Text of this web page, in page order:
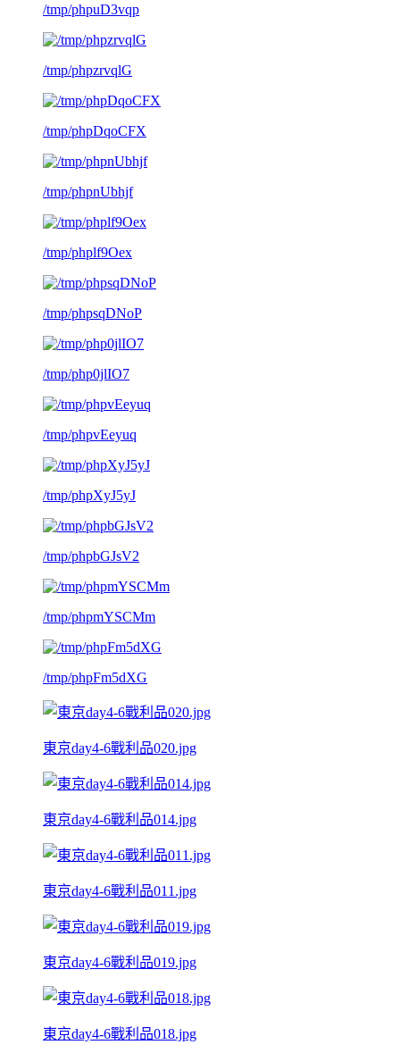
/tmp/phpuD3vqp
/tmp/phpzrvqlG
/tmp/phpDqoCFX
/tmp/phpnUbhjf
/tmp/phplf9Oex
/tmp/phpsqDNoP
/tmp/php0jlIO7
/tmp/phpvEeyuq
/tmp/phpXyJ5yJ
/tmp/phpbGJsV2
/tmp/phpmYSCMm
/tmp/phpFm5dXG
東京day4-6戰利品020.jpg
東京day4-6戰利品014.jpg
東京day4-6戰利品011.jpg
東京day4-6戰利品019.jpg
東京day4-6戰利品018.jpg